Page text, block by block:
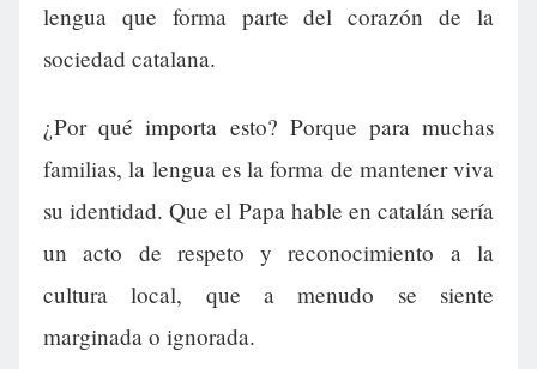
lengua que forma parte del corazón de la
sociedad catalana.
¿Por qué importa esto? Porque para muchas
familias, la lengua es la forma de mantener viva
su identidad. Que el Papa hable en catalán sería
un acto de respeto y reconocimiento a la
cultura local, que a menudo se siente
marginada o ignorada.